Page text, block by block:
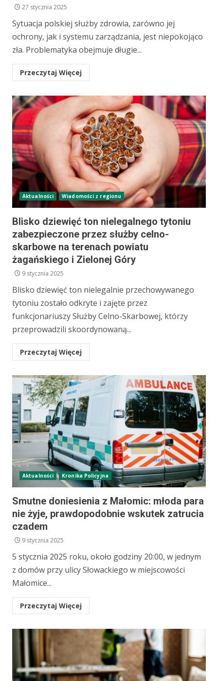
27 stycznia 2025
Sytuacja polskiej służby zdrowia, zarówno jej
ochrony, jak i systemu zarządzania, jest niepokojąco
zła. Problematyka obejmuje długie...
Przeczytaj Więcej
Aktualności Wiadomości z regionu
Blisko dziewięć ton nielegalnego tytoniu
zabezpieczone przez służby celno-
skarbowe na terenach powiatu
żagańskiego i Zielonej Góry
9 stycznia 2025
Blisko dziewięć ton nielegalnie przechowywanego
tytoniu zostało odkryte i zajęte przez
funkcjonariuszy Służby Celno-Skarbowej, którzy
przeprowadzili skoordynowaną...
Przeczytaj Więcej
Aktualności Kronika Policyjna
Smutne doniesienia z Małomic: młoda para
nie żyje, prawdopodobnie wskutek zatrucia
czadem
9 stycznia 2025
5 stycznia 2025 roku, około godziny 20:00, w jednym
z domów przy ulicy Słowackiego w miejscowości
Małomice...
Przeczytaj Więcej